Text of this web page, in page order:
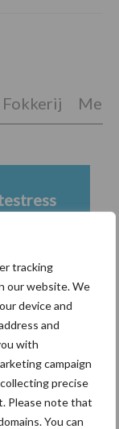
tracking
our website. We
device and
and
with
campaign
precise
Please note that
You can
nieuws
grillig:
Fokkerij